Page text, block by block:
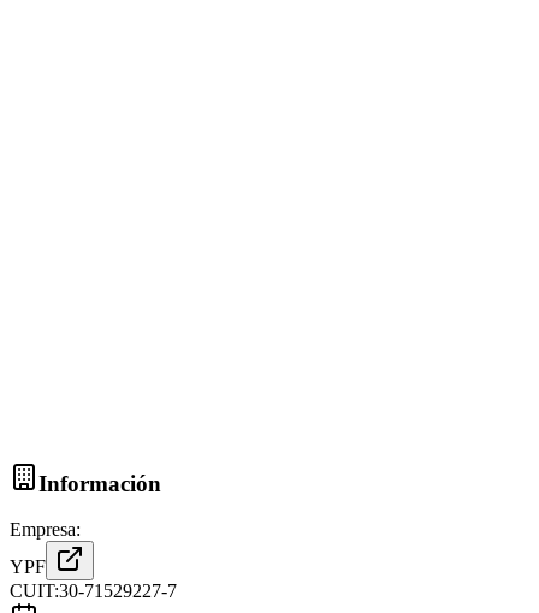
Información
Empresa:
YPF
CUIT:30-71529227-7